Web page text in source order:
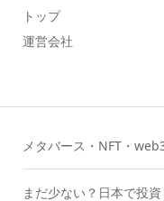
トップ
運営会社
メタバース・NFT・
まだ少ない？日本で投